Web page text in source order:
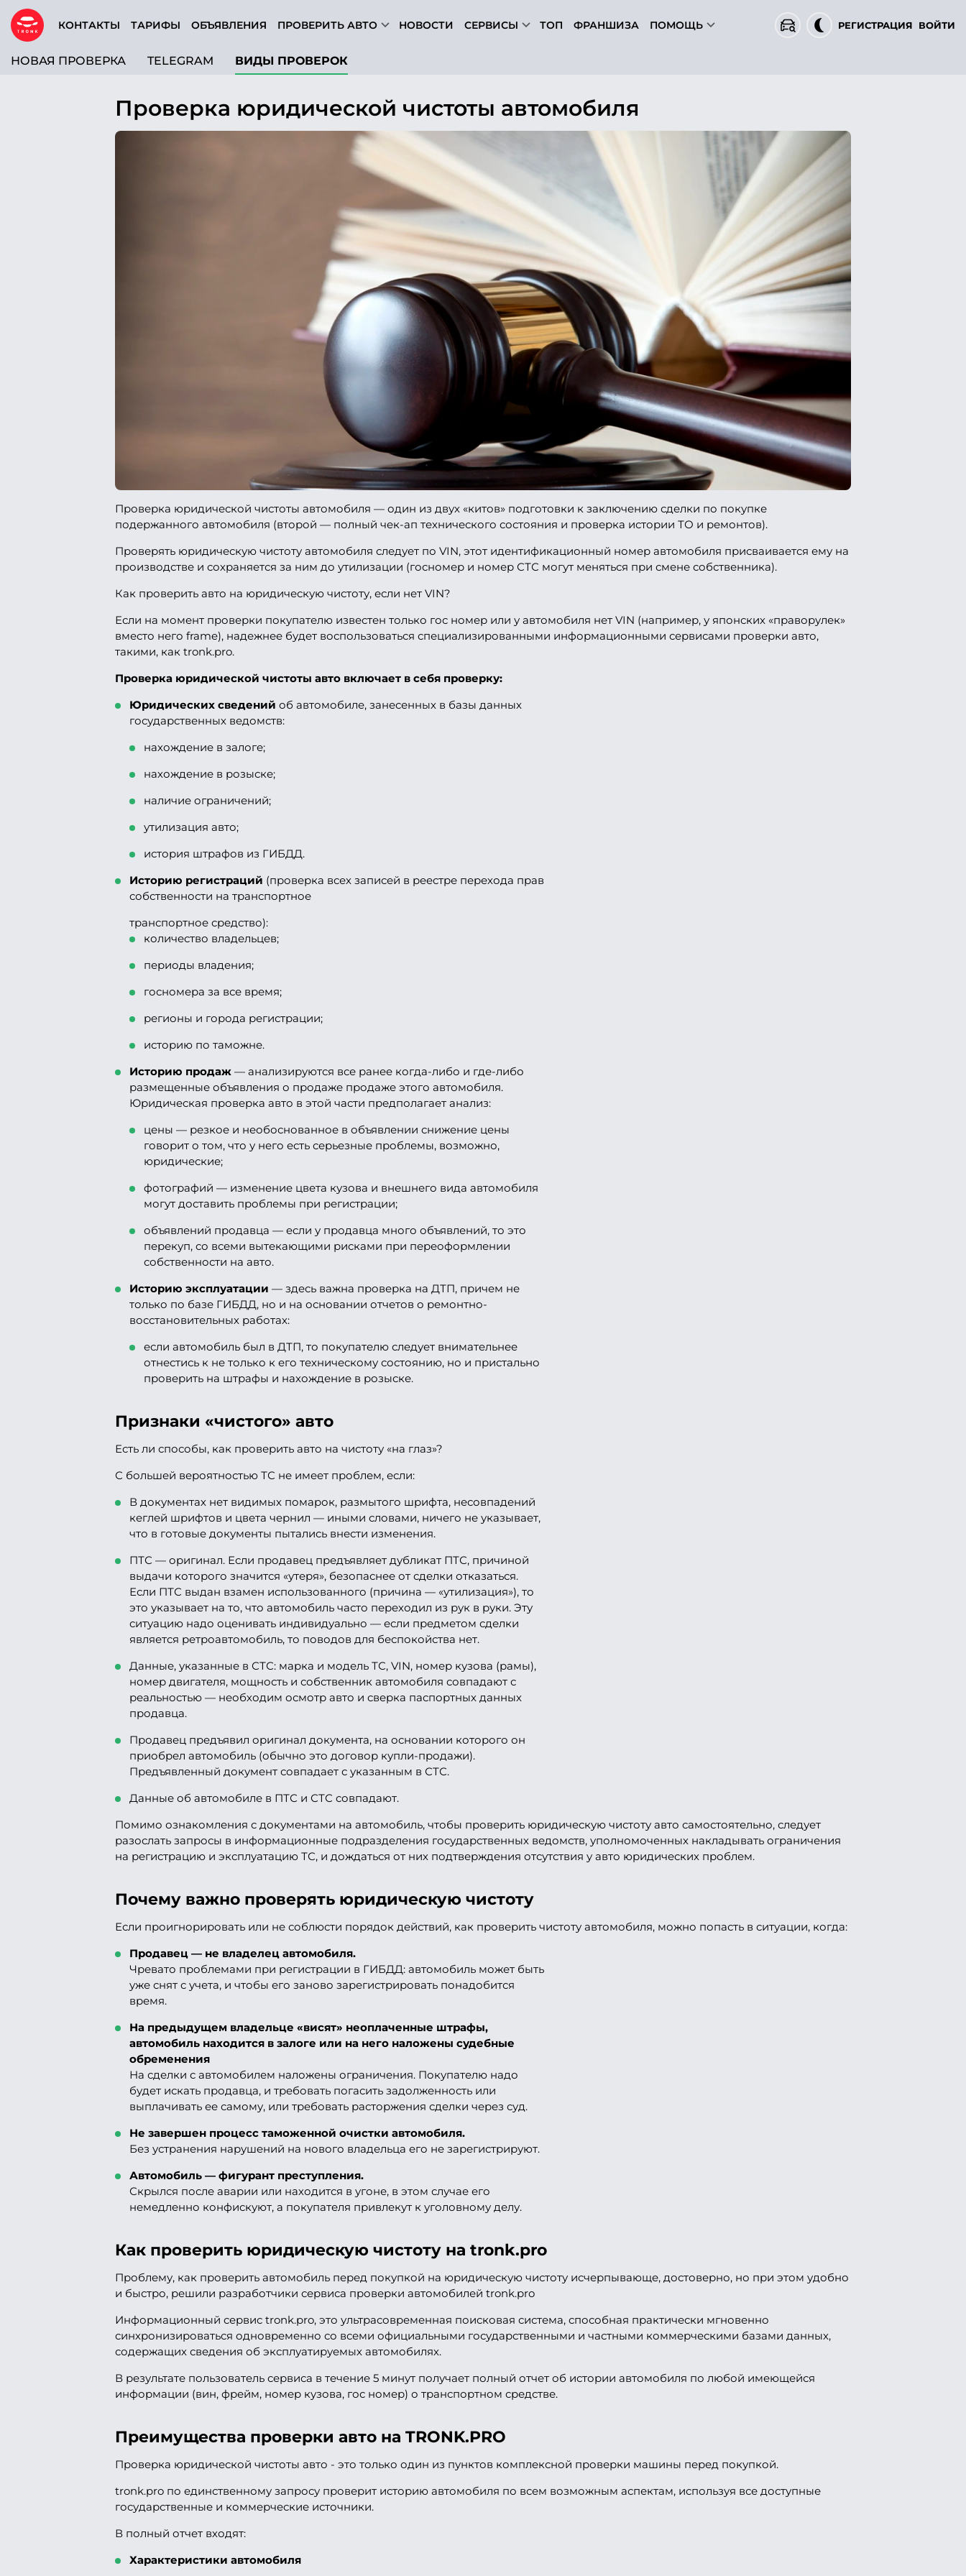
КОНТАКТЫ ТАРИФЫ ОБЪЯВЛЕНИЯ ПРОВЕРИТЬ АВТО НОВОСТИ СЕРВИСЫ ТОП ФРАНШИЗА ПОМОЩЬ РЕГИСТРАЦИЯ ВОЙТИ
НОВАЯ ПРОВЕРКА TELEGRAM ВИДЫ ПРОВЕРОК
Проверка юридической чистоты автомобиля
Проверка юридической чистоты автомобиля — один из двух «китов» подготовки к заключению сделки по покупке
подержанного автомобиля (второй — полный чек-ап технического состояния и проверка истории ТО и ремонтов).
Проверять юридическую чистоту автомобиля следует по VIN, этот идентификационный номер автомобиля присваивается ему на
производстве и сохраняется за ним до утилизации (госномер и номер СТС могут меняться при смене собственника).
Как проверить авто на юридическую чистоту, если нет VIN?
Если на момент проверки покупателю известен только гос номер или у автомобиля нет VIN (например, у японских «праворулек»
вместо него frame), надежнее будет воспользоваться специализированными информационными сервисами проверки авто,
такими, как tronk.pro.
Проверка юридической чистоты авто включает в себя проверку:
Юридических сведений об автомобиле, занесенных в базы данных
государственных ведомств:
нахождение в залоге;
нахождение в розыске;
наличие ограничений;
утилизация авто;
история штрафов из ГИБДД.
Историю регистраций (проверка всех записей в реестре перехода прав
собственности на транспортное
транспортное средство):
количество владельцев;
периоды владения;
госномера за все время;
регионы и города регистрации;
историю по таможне.
Историю продаж — анализируются все ранее когда-либо и где-либо
размещенные объявления о продаже продаже этого автомобиля.
Юридическая проверка авто в этой части предполагает анализ:
цены — резкое и необоснованное в объявлении снижение цены
говорит о том, что у него есть серьезные проблемы, возможно,
юридические;
фотографий — изменение цвета кузова и внешнего вида автомобиля
могут доставить проблемы при регистрации;
объявлений продавца — если у продавца много объявлений, то это
перекуп, со всеми вытекающими рисками при переоформлении
собственности на авто.
Историю эксплуатации — здесь важна проверка на ДТП, причем не
только по базе ГИБДД, но и на основании отчетов о ремонтно-
восстановительных работах:
если автомобиль был в ДТП, то покупателю следует внимательнее
отнестись к не только к его техническому состоянию, но и пристально
проверить на штрафы и нахождение в розыске.
Признаки «чистого» авто
Есть ли способы, как проверить авто на чистоту «на глаз»?
С большей вероятностью ТС не имеет проблем, если:
В документах нет видимых помарок, размытого шрифта, несовпадений
кеглей шрифтов и цвета чернил — иными словами, ничего не указывает,
что в готовые документы пытались внести изменения.
ПТС — оригинал. Если продавец предъявляет дубликат ПТС, причиной
выдачи которого значится «утеря», безопаснее от сделки отказаться.
Если ПТС выдан взамен использованного (причина — «утилизация»), то
это указывает на то, что автомобиль часто переходил из рук в руки. Эту
ситуацию надо оценивать индивидуально — если предметом сделки
является ретроавтомобиль, то поводов для беспокойства нет.
Данные, указанные в СТС: марка и модель ТС, VIN, номер кузова (рамы),
номер двигателя, мощность и собственник автомобиля совпадают с
реальностью — необходим осмотр авто и сверка паспортных данных
продавца.
Продавец предъявил оригинал документа, на основании которого он
приобрел автомобиль (обычно это договор купли-продажи).
Предъявленный документ совпадает с указанным в СТС.
Данные об автомобиле в ПТС и СТС совпадают.
Помимо ознакомления с документами на автомобиль, чтобы проверить юридическую чистоту авто самостоятельно, следует
разослать запросы в информационные подразделения государственных ведомств, уполномоченных накладывать ограничения
на регистрацию и эксплуатацию ТС, и дождаться от них подтверждения отсутствия у авто юридических проблем.
Почему важно проверять юридическую чистоту
Если проигнорировать или не соблюсти порядок действий, как проверить чистоту автомобиля, можно попасть в ситуации, когда:
Продавец — не владелец автомобиля.
Чревато проблемами при регистрации в ГИБДД: автомобиль может быть
уже снят с учета, и чтобы его заново зарегистрировать понадобится
время.
На предыдущем владельце «висят» неоплаченные штрафы,
автомобиль находится в залоге или на него наложены судебные
обременения
На сделки с автомобилем наложены ограничения. Покупателю надо
будет искать продавца, и требовать погасить задолженность или
выплачивать ее самому, или требовать расторжения сделки через суд.
Не завершен процесс таможенной очистки автомобиля.
Без устранения нарушений на нового владельца его не зарегистрируют.
Автомобиль — фигурант преступления.
Скрылся после аварии или находится в угоне, в этом случае его
немедленно конфискуют, а покупателя привлекут к уголовному делу.
Как проверить юридическую чистоту на tronk.pro
Проблему, как проверить автомобиль перед покупкой на юридическую чистоту исчерпывающе, достоверно, но при этом удобно
и быстро, решили разработчики сервиса проверки автомобилей tronk.pro
Информационный сервис tronk.pro, это ультрасовременная поисковая система, способная практически мгновенно
синхронизироваться одновременно со всеми официальными государственными и частными коммерческими базами данных,
содержащих сведения об эксплуатируемых автомобилях.
В результате пользователь сервиса в течение 5 минут получает полный отчет об истории автомобиля по любой имеющейся
информации (вин, фрейм, номер кузова, гос номер) о транспортном средстве.
Преимущества проверки авто на TRONK.PRO
Проверка юридической чистоты авто - это только один из пунктов комплексной проверки машины перед покупкой.
tronk.pro по единственному запросу проверит историю автомобиля по всем возможным аспектам, используя все доступные
государственные и коммерческие источники.
В полный отчет входят:
Характеристики автомобиля